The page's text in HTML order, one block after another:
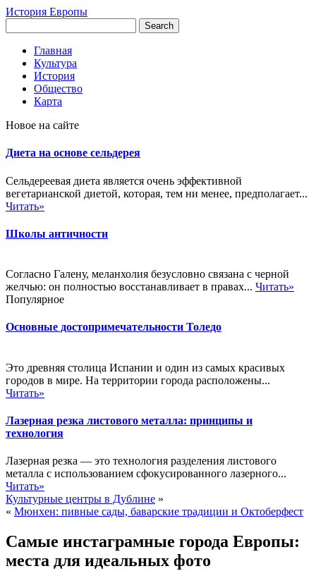
История Европы
Главная
Культура
История
Общество
Карта
Новое на сайте
Диета на основе сельдерея
Сельдереевая диета является очень эффективной
вегетарианской диетой, которая, тем ни менее, предполагает...
Читать»
Школы античности
Согласно Галену, меланхолия безусловно связана с черной
желчью: он полностью восстанавливает в правах... Читать»
Популярное
Основные достопримечательности Толедо
Это древняя столица Испании и один из самых красивых
городов в мире. На территории города расположены...
Читать»
Лазерная резка листового металла: принципы и
технология
Лазерная резка — это технология разделения листового
металла с использованием сфокусированного лазерного...
Читать»
Культурные центры в Дублине »
« Мюнхен: пивные сады, баварские традиции и Октоберфест
Самые инстаграмные города Европы:
места для идеальных фото